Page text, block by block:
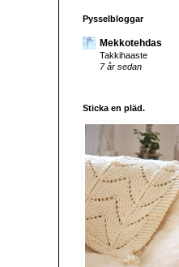
Pysselbloggar
Mekkotehdas
Takkihaaste
7 år sedan
Sticka en pläd.